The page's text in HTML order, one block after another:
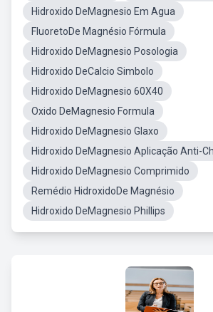
Hidroxido DeMagnesio Em Agua
FluoretoDe Magnésio Fórmula
Hidroxido DeMagnesio Posologia
Hidroxido DeCalcio Simbolo
Hidroxido DeMagnesio 60X40
Oxido DeMagnesio Formula
Hidroxido DeMagnesio Glaxo
Hidroxido DeMagnesio Aplicação Anti-
Hidroxido DeMagnesio Comprimido
Remédio HidroxidoDe Magnésio
Hidroxido DeMagnesio Phillips